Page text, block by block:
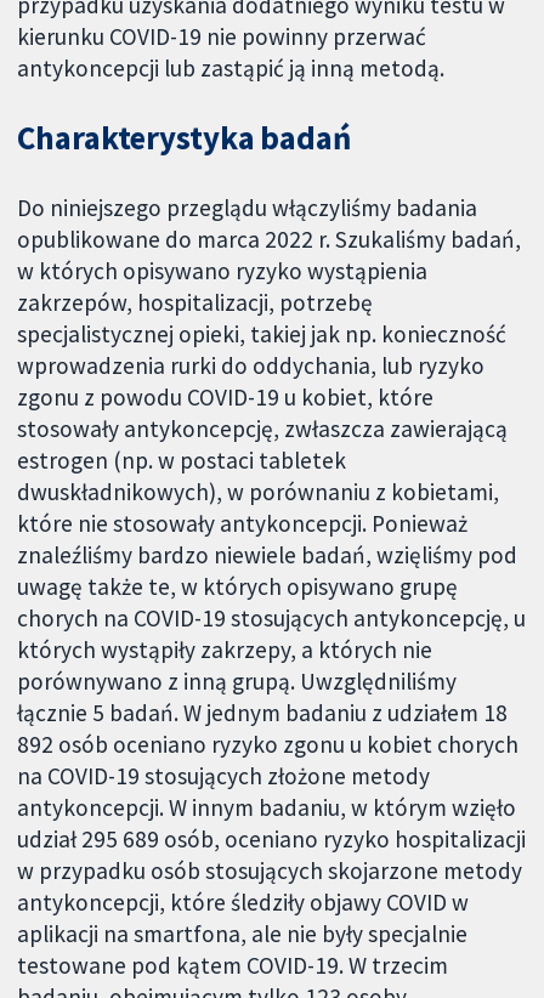
kierunku COVID-19 nie powinny przerwać
antykoncepcji lub zastąpić ją inną metodą.
Charakterystyka badań
Do niniejszego przeglądu włączyliśmy badania
opublikowane do marca 2022 r. Szukaliśmy badań,
w których opisywano ryzyko wystąpienia
zakrzepów, hospitalizacji, potrzebę
specjalistycznej opieki, takiej jak np. konieczność
wprowadzenia rurki do oddychania, lub ryzyko
zgonu z powodu COVID-19 u kobiet, które
stosowały antykoncepcję, zwłaszcza zawierającą
estrogen (np. w postaci tabletek
dwuskładnikowych), w porównaniu z kobietami,
które nie stosowały antykoncepcji. Ponieważ
znaleźliśmy bardzo niewiele badań, wzięliśmy pod
uwagę także te, w których opisywano grupę
chorych na COVID-19 stosujących antykoncepcję, u
których wystąpiły zakrzepy, a których nie
porównywano z inną grupą. Uwzględniliśmy
łącznie 5 badań. W jednym badaniu z udziałem 18
892 osób oceniano ryzyko zgonu u kobiet chorych
na COVID-19 stosujących złożone metody
antykoncepcji. W innym badaniu, w którym wzięło
udział 295 689 osób, oceniano ryzyko hospitalizacji
w przypadku osób stosujących skojarzone metody
antykoncepcji, które śledziły objawy COVID w
aplikacji na smartfona, ale nie były specjalnie
testowane pod kątem COVID-19. W trzecim